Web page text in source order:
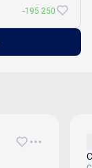
-195 250